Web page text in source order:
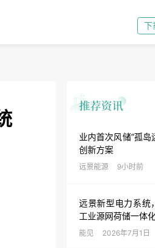
下
业内首次风储“孤岛
创新方案
远景能源 9小时前
远景新型电力系统
工业源网荷储一体
能见 2026年7月1日